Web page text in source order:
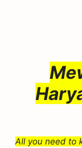
All you need to